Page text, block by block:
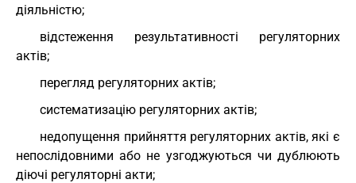
діяльністю;
відстеження результативності регуляторних
актів;
перегляд регуляторних актів;
систематизацію регуляторних актів;
недопущення прийняття регуляторних актів, які є
непослідовними або не узгоджуються чи дублюють
діючі регуляторні акти;